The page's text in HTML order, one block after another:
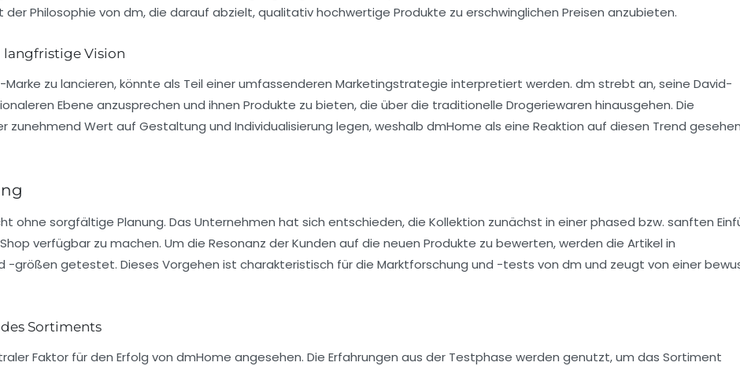
der Philosophie von dm, die darauf abzielt, qualitativ hochwertige Produkte zu erschwinglichen Preisen anzubieten.
langfristige Vision
Marke zu lancieren, könnte als Teil einer umfassenderen Marketingstrategie interpretiert werden. dm strebt an, seine David-
Ebene anzusprechen und ihnen Produkte zu bieten, die über die traditionelle Drogeriewaren hinausgehen. Die
zunehmend Wert auf Gestaltung und Individualisierung legen, weshalb dmHome als eine Reaktion auf diesen Trend
ohne sorgfältige Planung. Das Unternehmen hat sich entschieden, die Kollektion zunächst in einer phased bzw. sanften
verfügbar zu machen. Um die Resonanz der Kunden auf die neuen Produkte zu bewerten, werden die Artikel in
-größen getestet. Dieses Vorgehen ist charakteristisch für die Marktforschung und -tests von dm und zeugt von einer
Sortiments
Faktor für den Erfolg von dmHome angesehen. Die Erfahrungen aus der Testphase werden genutzt, um das Sortiment